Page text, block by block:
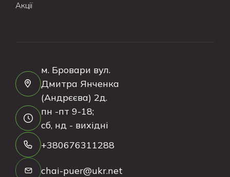
Акції
м. Бровари вул.
Дмитра Янченка
(Андрєєва) 2д.
пн -пт 9-18;
сб, нд - вихідні
+380676311288
chai-puer@ukr.net